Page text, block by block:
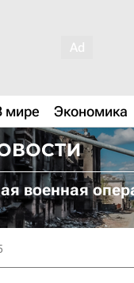
мире Экономика
военная